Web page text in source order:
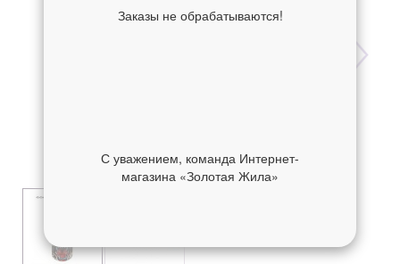
Заказы не обрабатываются!
С уважением, команда Интернет-
магазина «Золотая Жила»